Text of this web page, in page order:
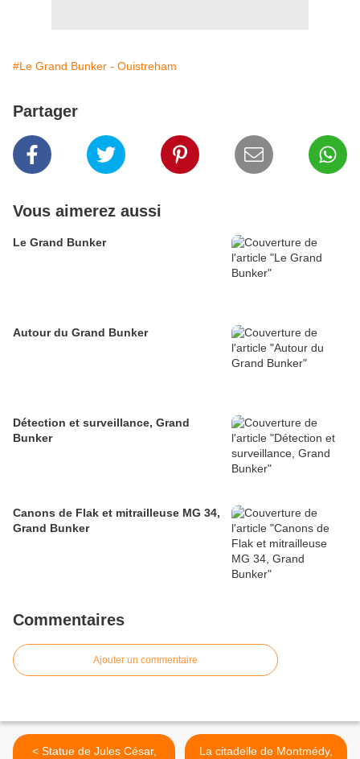
#Le Grand Bunker - Ouistreham
Partager
Vous aimerez aussi
Le Grand Bunker
Autour du Grand Bunker
Détection et surveillance, Grand
Bunker
Canons de Flak et mitrailleuse MG 34,
Grand Bunker
Commentaires
Ajouter un commentaire
< Statue de Jules César,
La citadelle de Montmédy,